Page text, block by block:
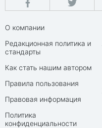
О компании
Редакционная политика и
стандарты
Как стать нашим автором
Правила пользования
Правовая информация
Политика
конфиденциальности